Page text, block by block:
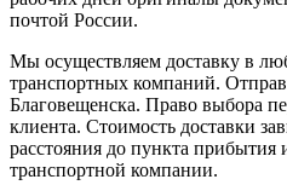
почтой России.
Мы осуществляем доставку в
транспортных компаний.
Благовещенска. Право выбора
клиента. Стоимость доставки
расстояния до пункта
транспортной компании.